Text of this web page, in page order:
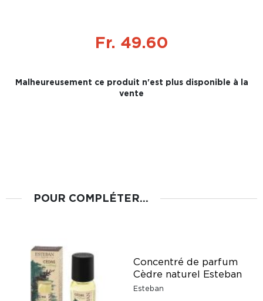
Fr. 49.60
Malheureusement ce produit n'est plus disponible à la
vente
POUR COMPLÉTER...
Concentré de parfum
Cèdre naturel Esteban
Esteban